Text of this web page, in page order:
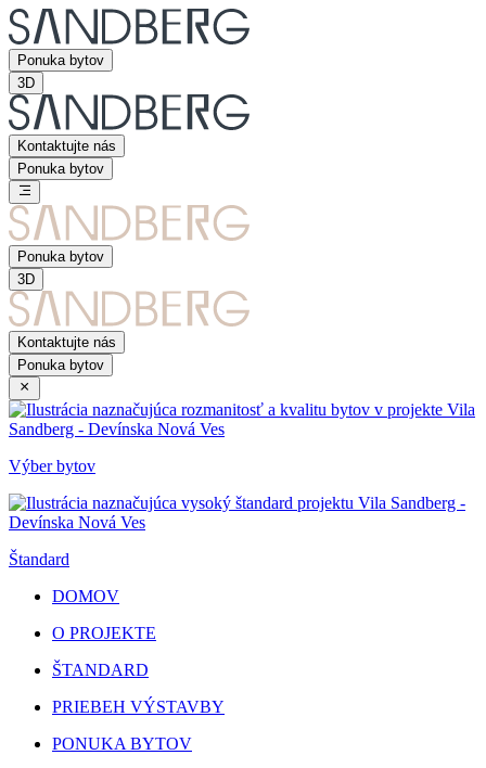
Ponuka bytov
3D
Kontaktujte nás
Ponuka bytov
Ponuka bytov
3D
Kontaktujte nás
Ponuka bytov
Výber bytov
Štandard
DOMOV
O PROJEKTE
ŠTANDARD
PRIEBEH VÝSTAVBY
PONUKA BYTOV